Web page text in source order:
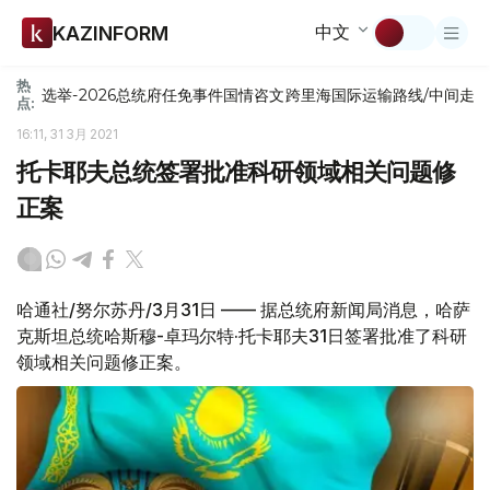
KAZINFORM 中文
热
点: 选举-2026总统府任免事件国情咨文跨里海国际运输路线/中间走廊
16:11, 31 3月 2021
托卡耶夫总统签署批准科研领域相关问题修
正案
哈通社/努尔苏丹/3月31日 —— 据总统府新闻局消息，哈萨
克斯坦总统哈斯穆-卓玛尔特·托卡耶夫31日签署批准了科研
领域相关问题修正案。